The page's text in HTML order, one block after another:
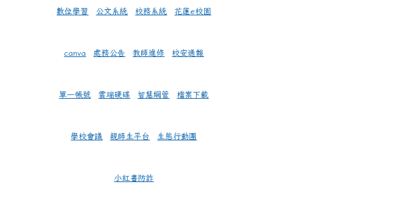
數位學習 公文系統 校務系統 花蓮e校園
canva 處務公告 教師進修 校安通報
單一帳號 雲端硬碟 智慧網管 檔案下載
學校會議 親師生平台 生態行動團
小紅書防詐